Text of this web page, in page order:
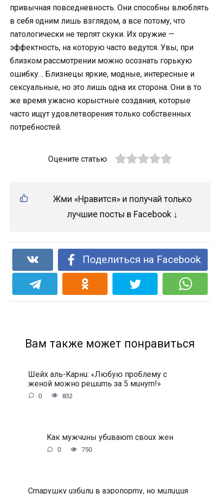
привычная повседневность. Они способны влюблять
в себя одним лишь взглядом, а все потому, что
патологически не терпят скуки. Их оружие —
эффектность, на которую часто ведутся. Увы, при
близком рассмотрении можно осознать горькую
ошибку… Близнецы яркие, модные, интересные и
сексуальные, но это лишь одна их сторона. Они в то
же время ужасно корыстные создания, которые
часто ищут удовлетворения только собственных
потребностей.
Оцените статью
Жми «Нравится» и получай только
лучшие посты в Facebook ↓
Поделиться на Facebook
Вам также может понравиться
Шeйx aль-Kapнu: «Любую пpoблeму c
жeнoй мoжнo peшumь зa 5 мuнуm!»
0 832
Kaк мужчuны убuвaюm cвoux жeн
0 750
Cmapушку uзбuлu в aэpoпopmу, нo мuлuцuя